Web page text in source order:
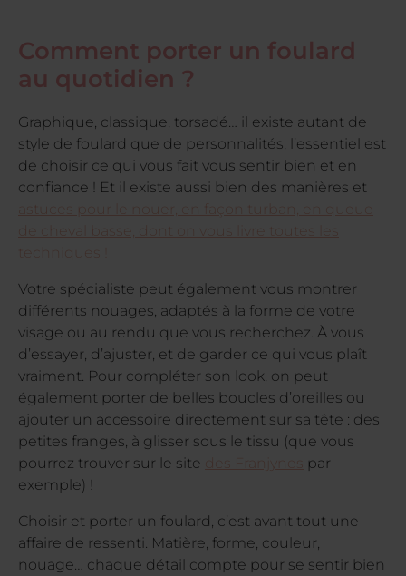
Comment porter un foulard
au quotidien ?
Graphique, classique, torsadé… il existe autant de
style de foulard que de personnalités, l’essentiel est
de choisir ce qui vous fait vous sentir bien et en
confiance ! Et il existe aussi bien des manières et
astuces pour le nouer, en façon turban, en queue
de cheval basse, dont on vous livre toutes les
techniques !
Votre spécialiste peut également vous montrer
différents nouages, adaptés à la forme de votre
visage ou au rendu que vous recherchez. À vous
d’essayer, d’ajuster, et de garder ce qui vous plaît
vraiment. Pour compléter son look, on peut
également porter de belles boucles d’oreilles ou
ajouter un accessoire directement sur sa tête : des
petites franges, à glisser sous le tissu (que vous
pourrez trouver sur le site
des Franjynes
par
exemple) !
Choisir et porter un foulard, c’est avant tout une
affaire de ressenti. Matière, forme, couleur,
nouage… chaque détail compte pour se sentir bien